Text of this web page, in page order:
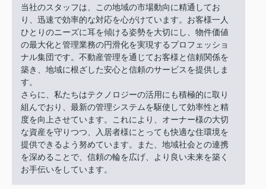
当社のスタッフは、この地域の市場動向に精通してお
り、迅速で効率的な対応を心がけています。お客様一人
ひとりのニーズに耳を傾ける姿勢を大切にし、物件価値
の最大化と管理業務の円滑化を実現するプロフェッショ
ナル集団です。不動産管理を通じてお客様と信頼関係を
築き、地域に根ざした安心と信頼のサービスを提供しま
す。
さらに、私たちはテクノロジーの活用にも積極的に取り
組んでおり、最新の管理システムを駆使して効率性と精
度を向上させています。これにより、オーナー様の大切
な資産を守りつつ、入居者様にとっても快適な住環境を
提供できるよう努めています。また、地域社会との連携
を深めることで、信頼の輪を広げ、より良い未来を築く
お手伝いをしています。